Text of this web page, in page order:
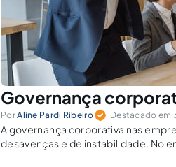
Governança
PorAline Pardi Ribeiro Destacado em
A governança corporativa nas
desavenças e de instabilidade. No